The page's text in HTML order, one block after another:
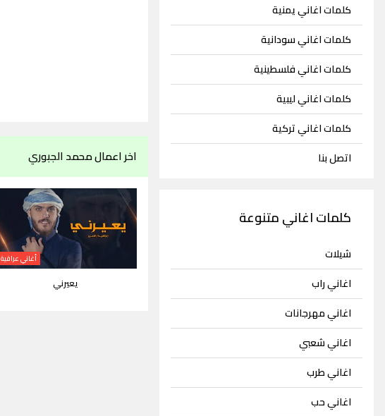
كلمات اغاني يمنية
كلمات اغاني سودانية
كلمات اغاني فلسطينية
كلمات اغاني ليبية
كلمات اغاني تركية
اتصل بنا
كلمات اغاني متنوعة
شيلات
اغاني راب
اغاني مهرجانات
اغاني شعبي
اغاني طرب
اغاني حب
اخر اعمال محمد الجبوري
أغاني عراقية
يعيرني